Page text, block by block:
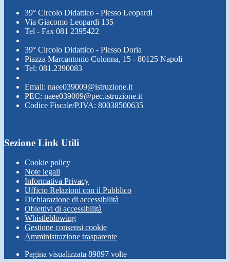
39° Circolo Didattico - Plesso Leopardi
Via Giacomo Leopardi 135
Tel - Fax 081 2395422
39° Circolo Didattico - Plesso Doria
Piazza Marcantonio Colonna, 15 - 80125 Napoli
Tel: 081.2390083
Email: naee039009@istruzione.it
PEC: naee039009@pec.istruzione.it
Codice Fiscale/P.IVA: 80038500635
Sezione Link Utili
Cookie policy
Note legali
Informativa Privacy
Ufficio Relazioni con il Pubblico
Dichiarazione di accessibilità
Obiettivi di accessibilità
Whistleblowing
Gestione consensi cookie
Amministrazione trasparente
Pagina visualizzata 89897 volte